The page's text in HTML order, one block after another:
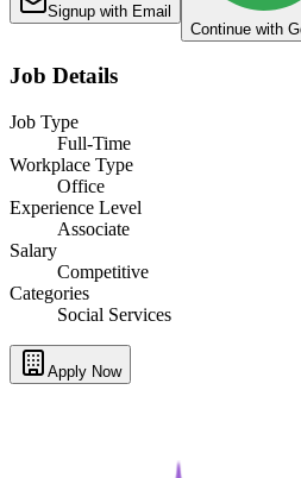
Signup with Email
Continue with
Job Details
Job Type
Full-Time
Workplace Type
Office
Experience Level
Associate
Salary
Competitive
Categories
Social Services
Apply Now